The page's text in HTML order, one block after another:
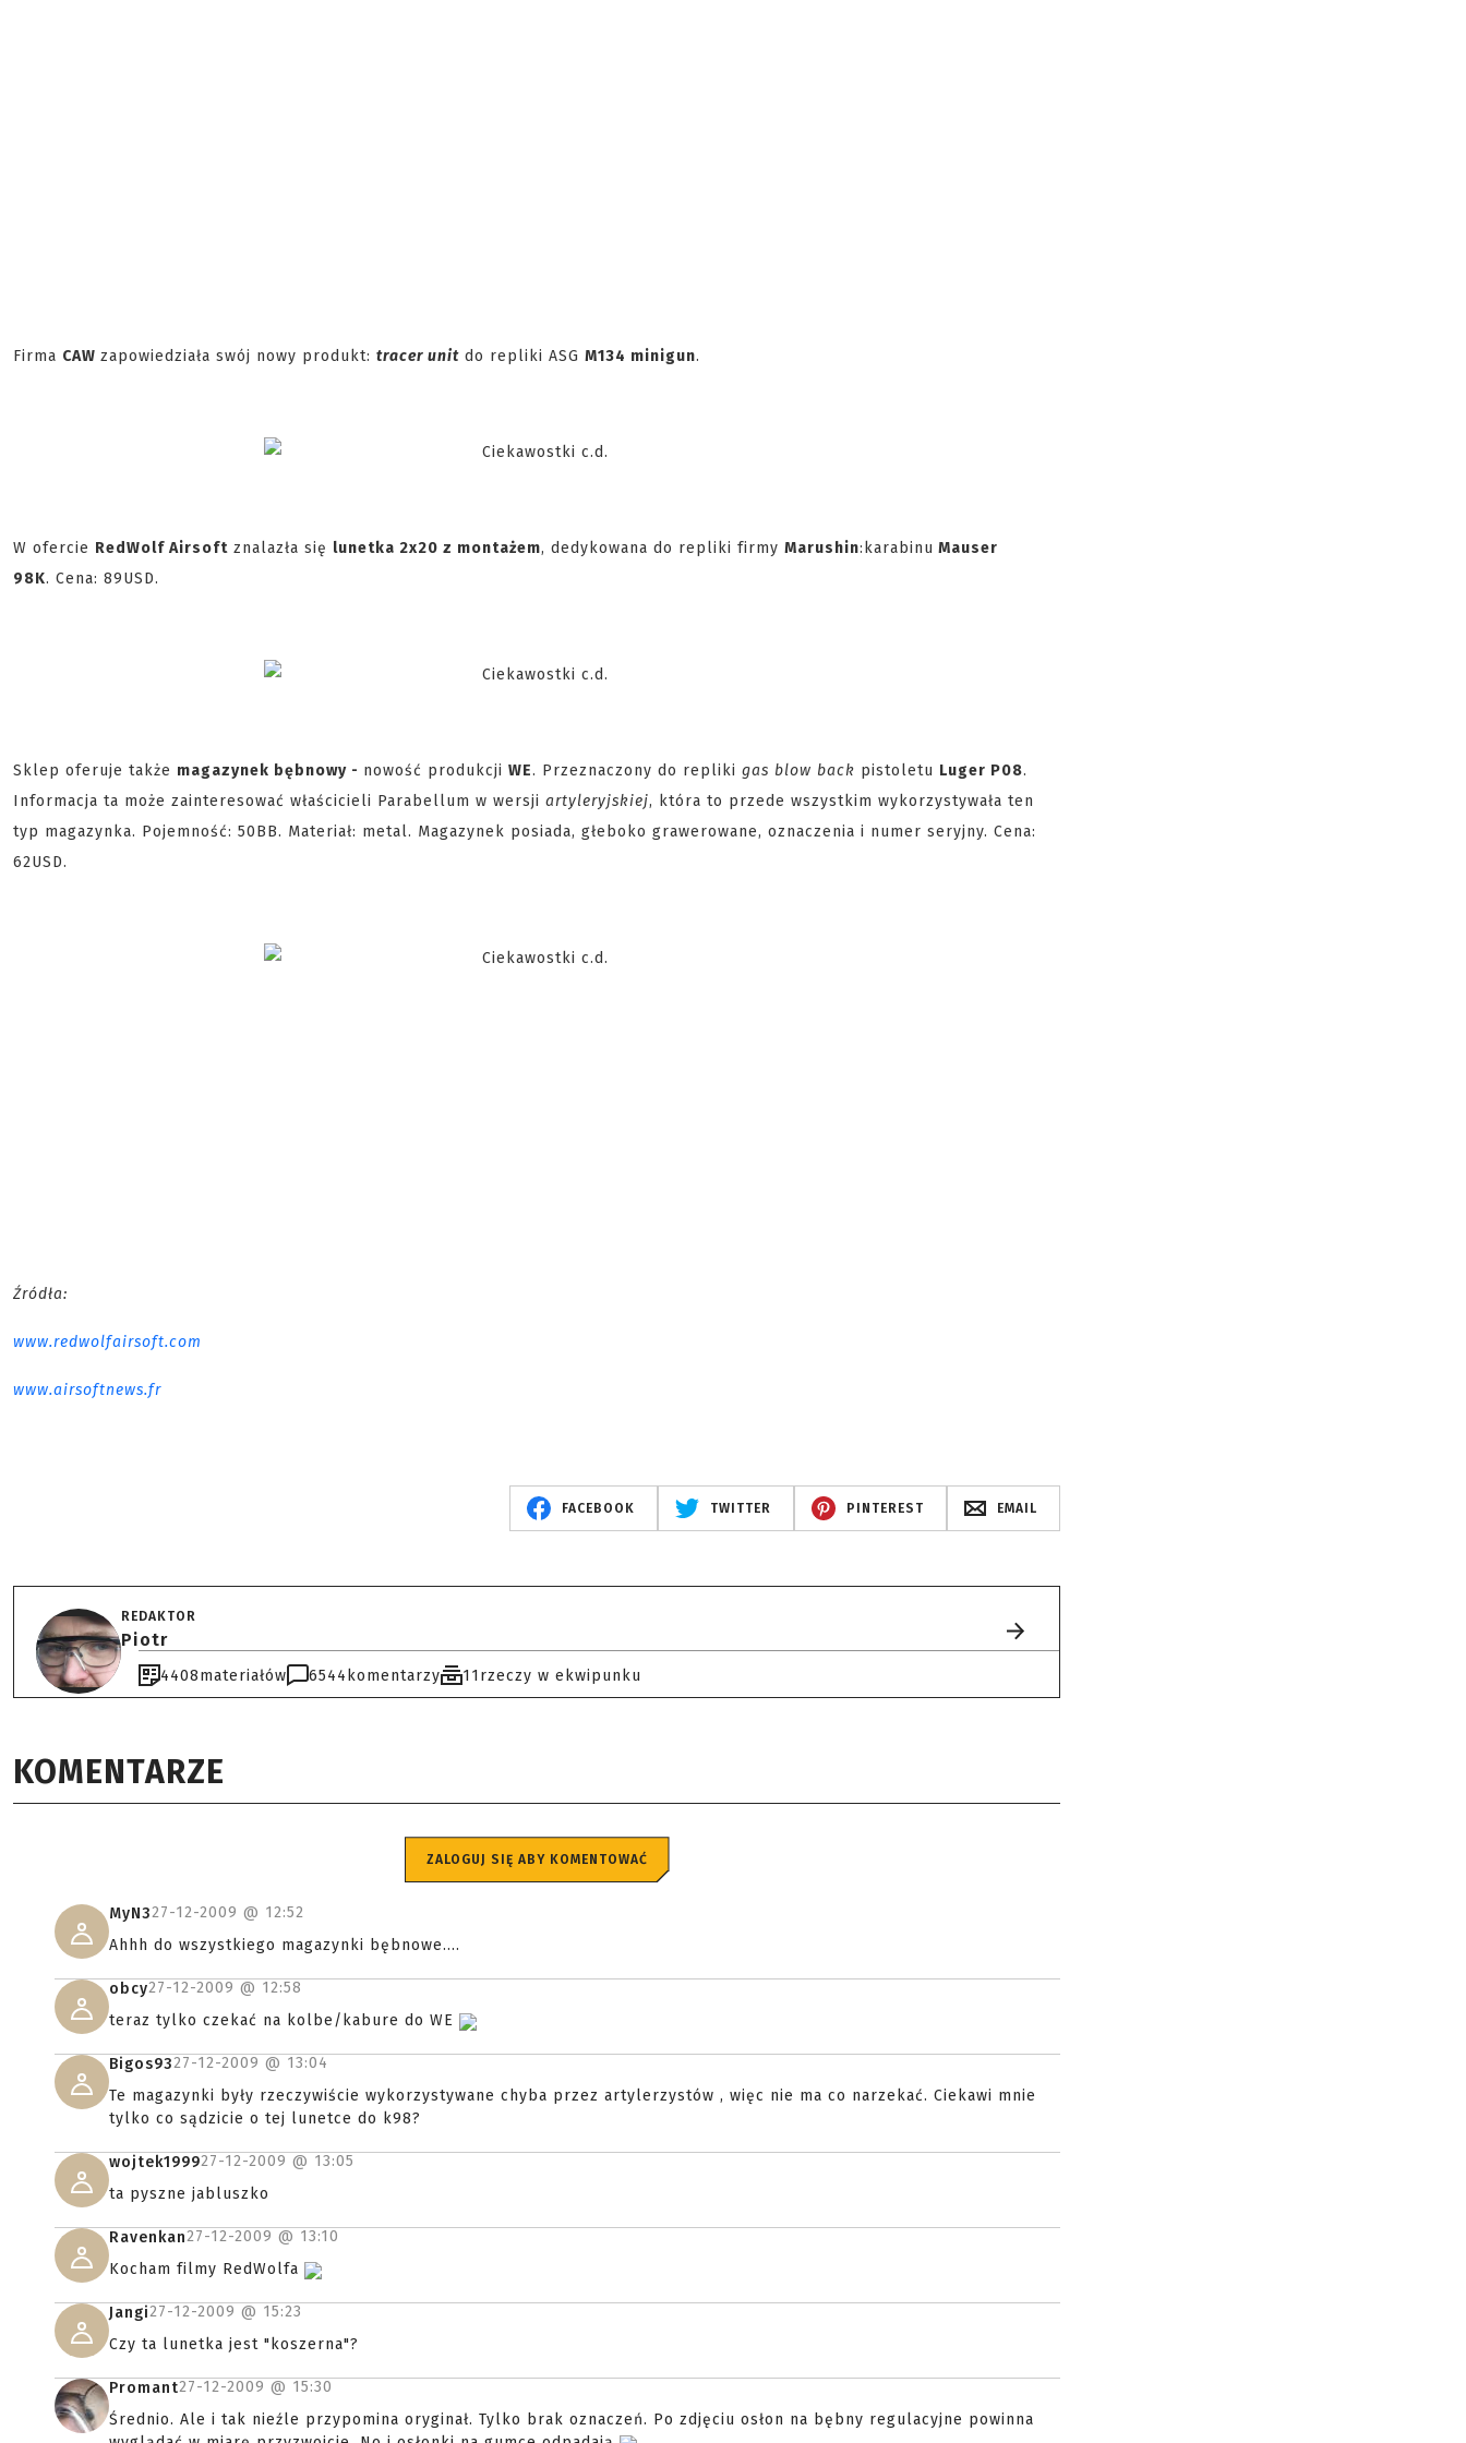
Firma CAW zapowiedziała swój nowy produkt: tracer unit do repliki ASG M134 minigun.
W ofercie RedWolf Airsoft znalazła się lunetka 2x20 z montażem, dedykowana do repliki firmy Marushin: karabinu Mauser
98K. Cena: 89USD.
Sklep oferuje także magazynek bębnowy - nowość produkcji WE. Przeznaczony do repliki gas blow back pistoletu Luger P08.
Informacja ta może zainteresować właścicieli Parabellum w wersji artyleryjskiej, która to przede wszystkim wykorzystywała ten
typ magazynka. Pojemność: 50BB. Materiał: metal. Magazynek posiada, głeboko grawerowane, oznaczenia i numer seryjny. Cena:
62USD.
Źródła:
www.redwolfairsoft.com
www.airsoftnews.fr
FACEBOOK TWITTER PINTEREST EMAIL
REDAKTOR
Piotr
4408materiałów 6544 komentarzy 11rzeczy w ekwipunku
KOMENTARZE
ZALOGUJ SIĘ ABY KOMENTOWAĆ
MyN327-12-2009 @ 12:52
Ahhh do wszystkiego magazynki bębnowe....
obcy27-12-2009 @ 12:58
teraz tylko czekać na kolbe/kabure do WE
Bigos9327-12-2009 @ 13:04
Te magazynki były rzeczywiście wykorzystywane chyba przez artylerzystów , więc nie ma co narzekać. Ciekawi mnie
tylko co sądzicie o tej lunetce do k98?
wojtek199927-12-2009 @ 13:05
ta pyszne jabluszko
Ravenkan27-12-2009 @ 13:10
Kocham filmy RedWolfa
Jangi27-12-2009 @ 15:23
Czy ta lunetka jest "koszerna"?
Promant27-12-2009 @ 15:30
Średnio. Ale i tak nieźle przypomina oryginał. Tylko brak oznaczeń. Po zdjęciu osłon na bębny regulacyjne powinna